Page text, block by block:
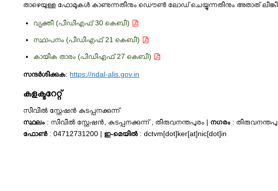
താഴെയുള്ള ഫോമുകള്‍ കാണുന്നതിനും ഡൌണ്‍ ലോഡ് ചെയ്യുന്നതിനും അതാത് ലിങ്കില്‍
വ്യക്തി (പിഡിഎഫ് 30 കെബി)
സ്ഥാപനം (പിഡിഎഫ് 21 കെബി)
കായിക താരം (പിഡിഎഫ് 27 കെബി)
സന്ദർശിക്കുക: https://ndal-alis.gov.in
കളക്ടറേറ്റ്
സിവില്‍ സ്റ്റേഷന്‍ കുടപ്പനക്കുന്ന്
സ്ഥലം : സിവില്‍ സ്റ്റേഷന്‍, കുടപ്പനക്കുന്ന് , തിരുവനന്തപുരം |നഗരം :
ഫോണ്‍: 04712731200 |ഇ-മെയില്‍ : dctvm[dot]ker[at]nic[dot]in